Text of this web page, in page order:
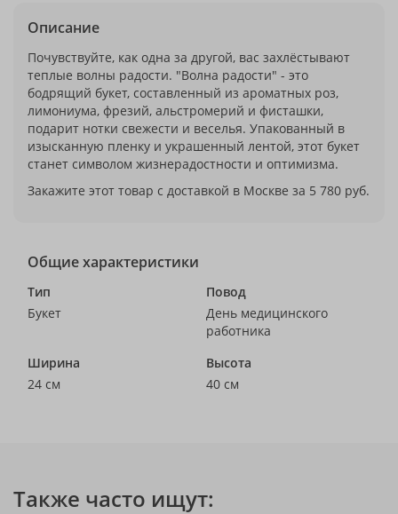
Описание
Почувствуйте, как одна за другой, вас захлёстывают
теплые волны радости. "Волна радости" - это
бодрящий букет, составленный из ароматных роз,
лимониума, фрезий, альстромерий и фисташки,
подарит нотки свежести и веселья. Упакованный в
изысканную пленку и украшенный лентой, этот букет
станет символом жизнерадостности и оптимизма.
Закажите этот товар с доставкой в Москве за 5 780 руб.
Общие характеристики
Тип
Букет
Повод
День медицинского
работника
Ширина
24 см
Высота
40 см
Также часто ищут: